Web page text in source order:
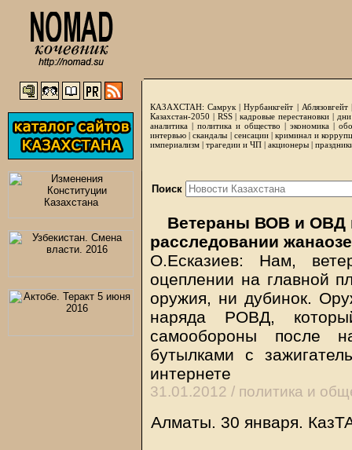
КАЗАХСТАН: Самрук |Нурбанкгейт | Аблязовгейт
Казахстан-2050 | RSS|кадровые перестановки|
аналитика | политика и общество | экономика |
интервью |скандалы | сенсации|криминал и
империализм | трагедии и ЧП | акционеры |
Поиск
Ветераны ВОВ и ОВД
расследовании
О.Есказиев: Нам,
оцеплении на главной
оружия, ни дубинок.
наряда РОВД,
самообороны после
бутылками с
интернете
31.01.2012 / политика и
Алматы. 30 января.